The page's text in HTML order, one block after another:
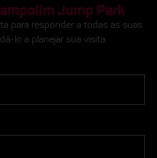
Jump Park
para responder a todas as suas
lo a planejar sua visita.